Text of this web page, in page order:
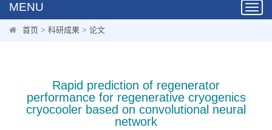
MENU
首页 > 科研成果 > 论文
Rapid prediction of regenerator
performance for regenerative cryogenics
cryocooler based on convolutional neural
network